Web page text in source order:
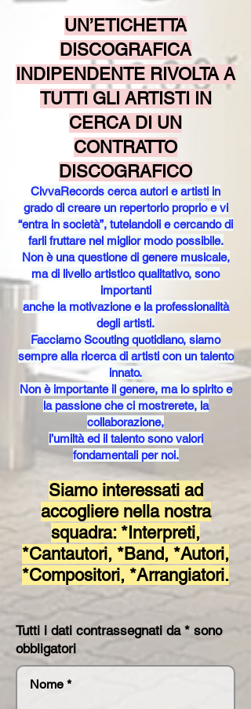
UN’ETICHETTA
DISCOGRAFICA
INDIPENDENTE RIVOLTA A
TUTTI GLI ARTISTI IN
CERCA DI UN
CONTRATTO
DISCOGRAFICO
CivvaRecords cerca autori e artisti in
grado di creare un repertorio proprio e vi
“entra in società”, tutelandoli e cercando di
farli fruttare nel miglior modo possibile.
​Non è una questione di genere musicale,
ma di livello artistico qualitativo, sono
importanti
anche la motivazione e la professionalità
degli artisti.
Facciamo Scouting quotidiano, siamo
sempre alla ricerca di artisti con un talento
innato.
​Non è importante il genere, ma lo spirito e
la passione che ci mostrerete, la
collaborazione,
l’umiltà ed il talento sono valori
fondamentali per noi.
Siamo interessati ad
accogliere nella nostra
squadra: *Interpreti,
*Cantautori, *Band, *Autori,
*Compositori, *Arrangiatori.
Tutti i dati contrassegnati da * sono
obbligatori